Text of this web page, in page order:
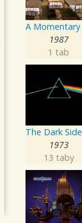
1987
1 tab
1973
13 taby